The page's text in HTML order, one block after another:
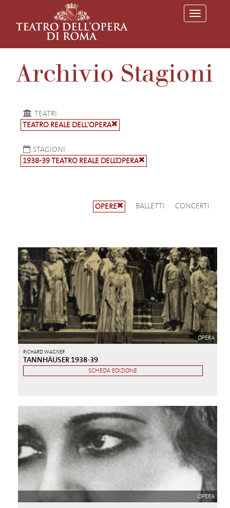
T
o
l
a
v
Archivio Stagioni
TEATRI
TEATRO REALE DELL'OPERA
STAGIONI
1938-39 TEATRO REALE DELL’OPERA
OPERE BALLETTI CONCERTI
OPERA
RICHARD WAGNER
TANNHÄUSER 1938-39
SCHEDA EDIZIONE
OPERA